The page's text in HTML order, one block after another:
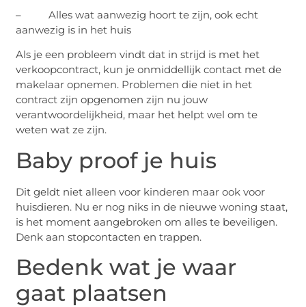
– Alles wat aanwezig hoort te zijn, ook echt
aanwezig is in het huis
Als je een probleem vindt dat in strijd is met het
verkoopcontract, kun je onmiddellijk contact met de
makelaar opnemen. Problemen die niet in het
contract zijn opgenomen zijn nu jouw
verantwoordelijkheid, maar het helpt wel om te
weten wat ze zijn.
Baby proof je huis
Dit geldt niet alleen voor kinderen maar ook voor
huisdieren. Nu er nog niks in de nieuwe woning staat,
is het moment aangebroken om alles te beveiligen.
Denk aan stopcontacten en trappen.
Bedenk wat je waar
gaat plaatsen